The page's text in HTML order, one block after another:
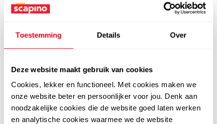
Toestemming Details Over
Deze website maakt gebruik van cookies
Cookies, lekker en functioneel. Met cookies maken we
onze website beter en persoonlijker voor jou. Denk aan
noodzakelijke cookies die de website goed laten werken
en analytische cookies waarmee we de website